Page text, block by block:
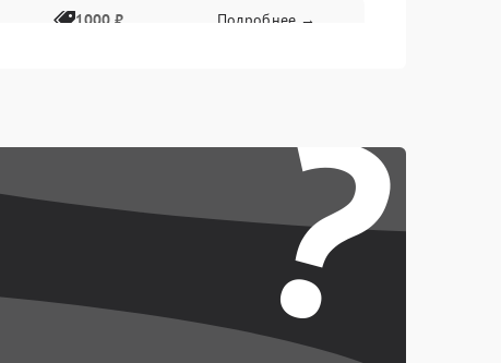
1000 ₽ Подробнее →
1000 ₽ Подробнее →
Подробнее →
1000 ₽ Подробнее →
?